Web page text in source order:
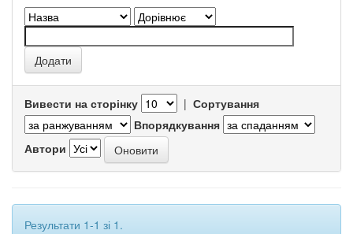
Вивести на сторінку | Сортування
Впорядкування
Автори
Результати 1-1 зі 1.